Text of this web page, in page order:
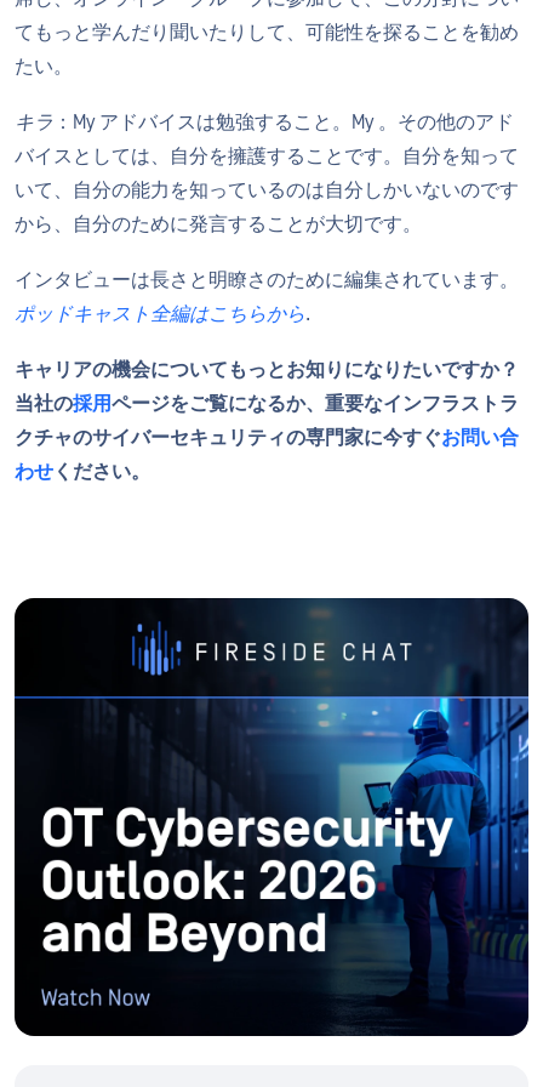
てもっと学んだり聞いたりして、可能性を探ることを勧め
たい。
キラ ：My アドバイスは勉強すること。My 。その他のアド
バイスとしては、自分を擁護することです。自分を知って
いて、自分の能力を知っているのは自分しかいないのです
から、自分のために発言することが大切です。
インタビューは長さと明瞭さのために編集されています。
ポッドキャスト全編はこちらから.
キャリアの機会についてもっとお知りになりたいですか？
当社の採用ページをご覧になるか、重要なインフラストラ
クチャのサイバーセキュリティの専門家に今すぐお問い合
わせ ください。